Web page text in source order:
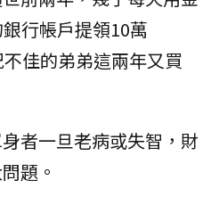
行帳戶提領10萬
佳的弟弟這兩年又買
者一旦老病或失智，財
題。